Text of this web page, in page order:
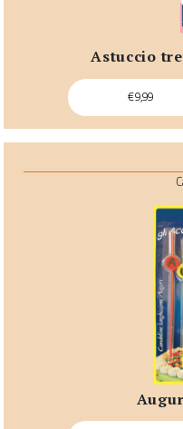
astuccio
€9,99